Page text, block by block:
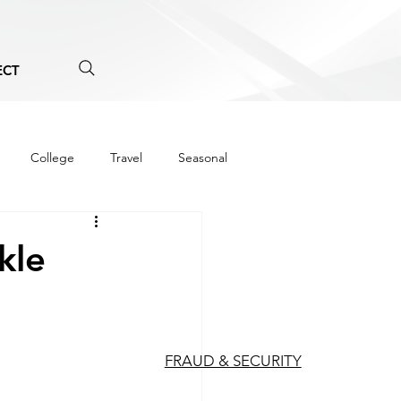
FRAUD & SECURITY
College Travel Seasonal